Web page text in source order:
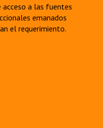
acceso a las fuentes
emanados
el requerimiento.